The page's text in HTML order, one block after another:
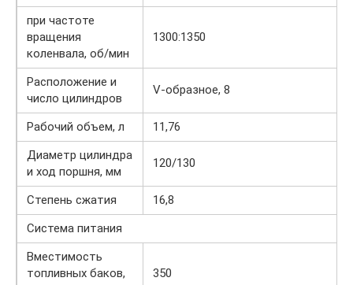
при частоте
вращения
коленвала, об/мин
1300:1350
Расположение и
число цилиндров
V-образное, 8
Рабочий объем, л
11,76
Диаметр цилиндра
и ход поршня, мм
120/130
Степень сжатия
16,8
Система питания
Вместимость
топливных баков,
350